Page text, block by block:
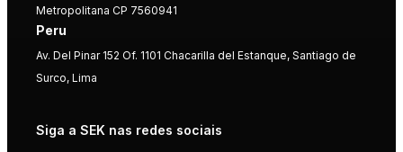
Metropolitana CP 7560941
Peru
Av. Del Pinar 152 Of. 1101 Chacarilla del Estanque, Santiago de
Surco, Lima
Siga a SEK nas redes sociais